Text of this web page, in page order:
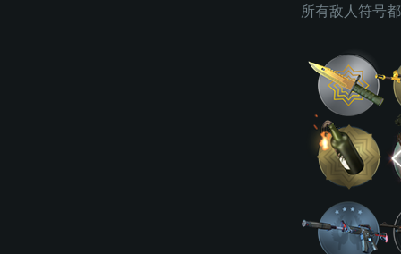
所有敌人符号